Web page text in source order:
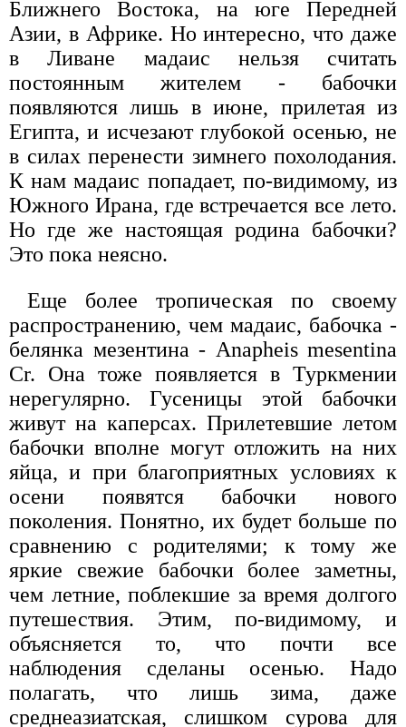
Ближнего Востока, на юге Передней
Азии, в Африке. Но интересно, что даже
в Ливане мадаис нельзя считать
постоянным жителем - бабочки
появляются лишь в июне, прилетая из
Египта, и исчезают глубокой осенью, не
в силах перенести зимнего похолодания.
К нам мадаис попадает, по-видимому, из
Южного Ирана, где встречается все лето.
Но где же настоящая родина бабочки?
Это пока неясно.
Еще более тропическая по своему
распространению, чем мадаис, бабочка -
белянка мезентина - Anapheis mesentina
Cr. Она тоже появляется в Туркмении
нерегулярно. Гусеницы этой бабочки
живут на каперсах. Прилетевшие летом
бабочки вполне могут отложить на них
яйца, и при благоприятных условиях к
осени появятся бабочки нового
поколения. Понятно, их будет больше по
сравнению с родителями; к тому же
яркие свежие бабочки более заметны,
чем летние, поблекшие за время долгого
путешествия. Этим, по-видимому, и
объясняется то, что почти все
наблюдения сделаны осенью. Надо
полагать, что лишь зима, даже
среднеазиатская, слишком сурова для